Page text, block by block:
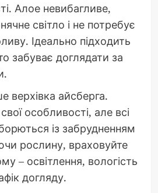
Алое невибагливе,
світло і не потребує
Ідеально підходить
забуває доглядати за
верхівка айсберга.
особливості, але всі
із забрудненням
рослину, враховуйте
– освітлення, вологість
догляду.